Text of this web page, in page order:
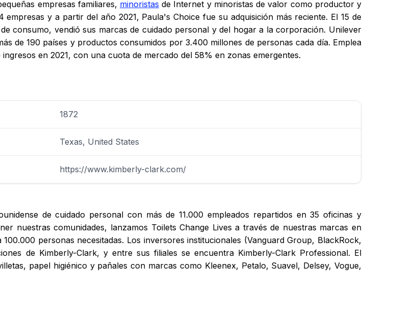
empresas familiares, minoristas de Internet y minoristas de valor como productor y
y a partir del año 2021, Paula's Choice fue su adquisición más reciente. El 15 de
consumo, vendió sus marcas de cuidado personal y del hogar a la corporación. Unilever
de 190 países y productos consumidos por 3.400 millones de personas cada día. Emplea
en 2021, con una cuota de mercado del 58% en zonas emergentes.
1872
Texas, United States
https://www.kimberly-clark.com/
de cuidado personal con más de 11.000 empleados repartidos en 35 oficinas y
nuestras comunidades, lanzamos Toilets Change Lives a través de nuestras marcas en
personas necesitadas. Los inversores institucionales (Vanguard Group, BlackRock,
de Kimberly-Clark, y entre sus filiales se encuentra Kimberly-Clark Professional. El
papel higiénico y pañales con marcas como Kleenex, Petalo, Suavel, Delsey, Vogue,